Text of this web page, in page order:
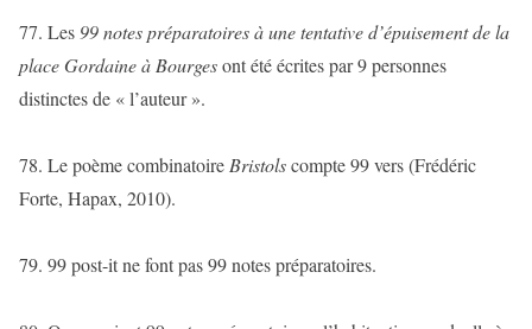
77. Les 99 notes préparatoires à une tentative d’épuisement de la
place Gordaine à Bourgesont été écrites par 9 personnes
distinctes de « l’auteur ».
78. Le poème combinatoire Bristolscompte 99 vers (Frédéric
Forte, Hapax, 2010).
79. 99 post-it ne font pas 99 notes préparatoires.